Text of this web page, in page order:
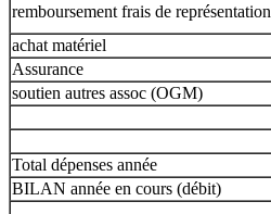
remboursement frais de représentation
achat matériel
Assurance
soutien autres assoc (OGM)
Total dépenses année
BILAN année en cours (débit)